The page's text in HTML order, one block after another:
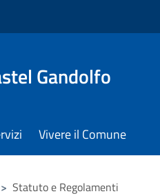
Gandolfo
Vivere il Comune
> Statuto e Regolamenti